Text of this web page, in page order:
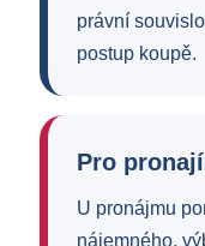
právní
postup koupě.
Pro
U pronájmu
nájemného,